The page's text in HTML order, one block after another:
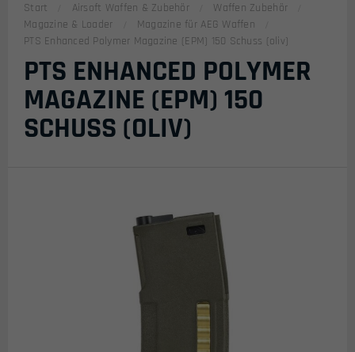
Start Airsoft Waffen & Zubehör
Waffen Zubehör
Magazine & Loader
Magazine für AEG Waffen
PTS Enhanced Polymer Magazine (EPM) 150 Schuss (oliv)
PTS ENHANCED POLYMER
MAGAZINE (EPM) 150
SCHUSS (OLIV)